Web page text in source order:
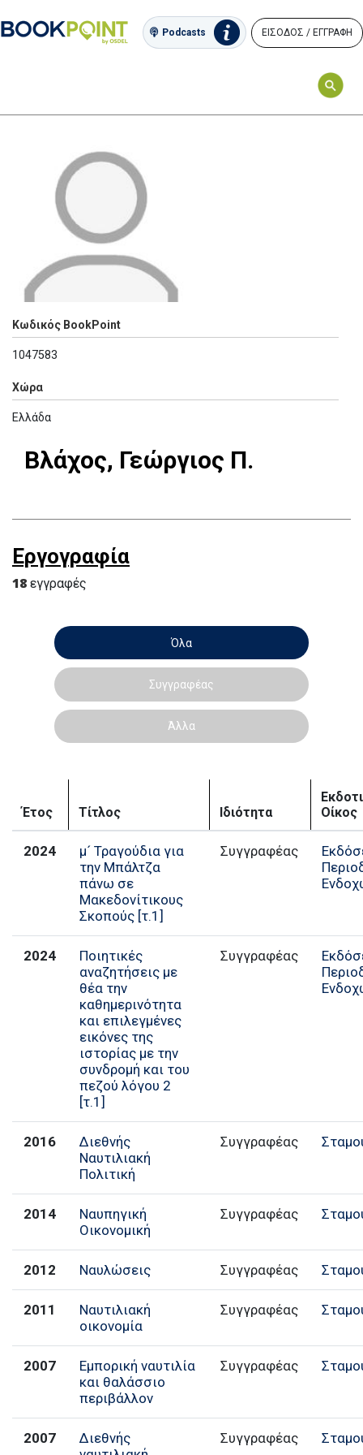
Podcasts ΕΙΣΟΔΟΣ / ΕΓΓΡΑΦΗ
Κωδικός BookPoint
1047583
Χώρα
Ελλάδα
Βλάχος, Γεώργιος Π.
Εργογραφία
18 εγγραφές
Όλα
Συγγραφέας
Άλλα
Έτος Τίτλος Ιδιότητα
Οίκος
2024
μ´ Τραγούδια για
την Μπάλτζα
πάνω σε
Μακεδονίτικους
Σκοπούς [τ.1]
Συγγραφέας
2024
Ποιητικές
αναζητήσεις με
θέα την
καθημερινότητα
και επιλεγμένες
εικόνες της
ιστορίας με την
συνδρομή και του
πεζού λόγου 2
[τ.1]
Συγγραφέας
2016
Διεθνής
Ναυτιλιακή
Πολιτική
Συγγραφέας
2014
Ναυπηγική
Οικονομική
Συγγραφέας
2012 Ναυλώσεις Συγγραφέας
2011
Ναυτιλιακή
οικονομία
Συγγραφέας
2007
Εμπορική ναυτιλία
και θαλάσσιο
περιβάλλον
Συγγραφέας
2007
Διεθνής
Συγγραφέας